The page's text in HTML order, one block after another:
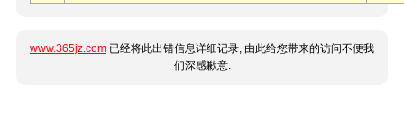
www.365jz.com 已经将此出错信息详细记录, 由此给您带来的访问不便我
们深感歉意.